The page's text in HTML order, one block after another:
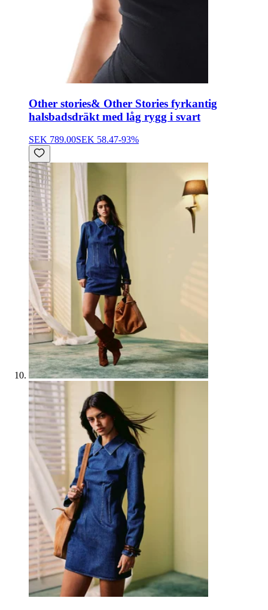
Other stories& Other Stories fyrkantig
halsbadsdräkt med låg rygg i svart
SEK 789.00SEK 58.47-93%